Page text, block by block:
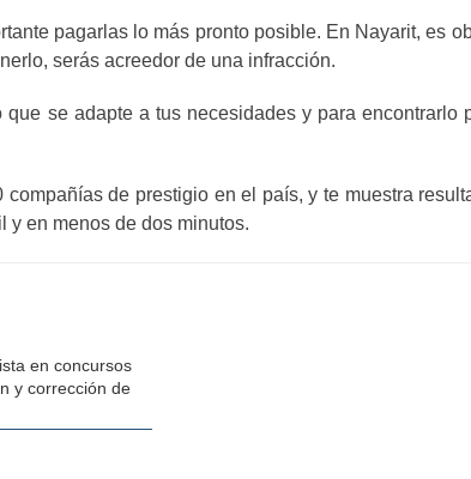
pagarlas lo más pronto posible. En Nayarit, es
serás acreedor de una infracción.
se adapte a tus necesidades y para encontrarlo
de prestigio en el país, y te muestra
y en menos de dos minutos.
en concursos
y corrección de